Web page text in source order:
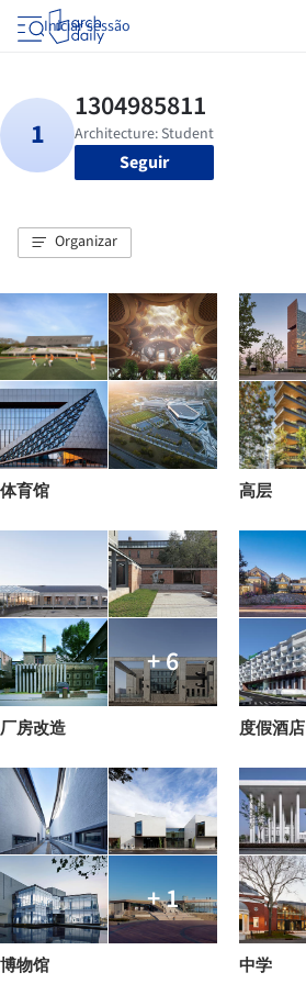
Iniciar sessão
Seguir
Organizar
体育馆 高层
+ 6
厂房改造 度假酒店
+ 1
博物馆 中学